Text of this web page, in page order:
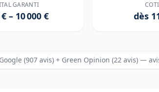
GARANTI
– 10 000 € dès
Google (907 avis) + Green Opinion (22 avis) —